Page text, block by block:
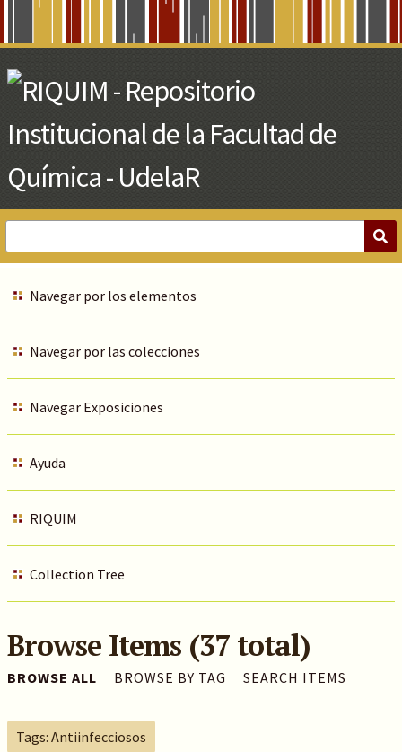
Main
Content
Navegar por los elementos
Navegar por las colecciones
Navegar Exposiciones
Ayuda
RIQUIM
Collection Tree
Browse Items (37 total)
BROWSE ALL BROWSE BY TAG SEARCH ITEMS
Tags: Antiinfecciosos